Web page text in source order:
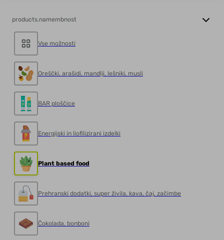
products.namembnost
Vse možnosti
Oreščki, arašidi, mandlji, lešniki, musli
BAR ploščice
Energijski in liofilizirani izdelki
Plant based food
Prehranski dodatki, super živila, kava, čaj, začimbe
Čokolada, bonboni